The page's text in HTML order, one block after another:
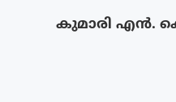
കുമാരി എൻ.